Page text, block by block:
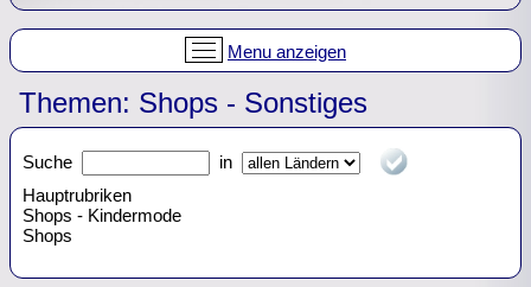
Menu anzeigen
Themen: Shops - Sonstiges
Suche
in
Hauptrubriken
Shops - Kindermode
Shops